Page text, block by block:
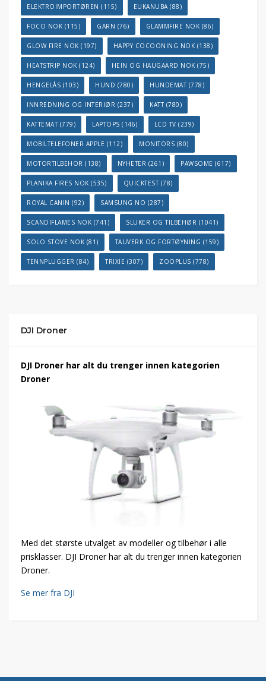
ELEKTROIMPORTØREN (115) EUKANUBA(88)
FOCO NOK (115) GARN (76) GLAMMFIRE NOK (86)
GLOW FIRE NOK (197) HAPPY COCOONING NOK (138)
HEATSTRIP NOK (124) HEIN OG HAUGAARD NOK (75)
HENGELÅS (103) HUND (780) HUNDEMAT(778)
INNREDNING OG INTERIØR (237) KATT(780)
KATTEMAT(779) LAPTOPS (146) LCD TV (239)
MOBILTELEFONER APPLE (112) MONITORS (80)
MOTORTILBEHOR (138) NYHETER (261) PAWSOME (617)
PLANIKA FIRES NOK (535) QUICKTEST(78)
ROYAL CANIN (92) SAMSUNG NO (287)
SCANDIFLAMES NOK (741) SLUKER OG TILBEHØR (1041)
SOLO STOVE NOK (81) TAUVERK OG FORTØYNING (159)
TENNPLUGGER (84) TRIXIE (307) ZOOPLUS (778)
DJI Droner
DJI Droner har alt du trenger innen kategorien
Droner
Med det største utvalget av modeller og tilbehør i alle
prisklasser. DJI Droner har alt du trenger innen kategorien
Droner.
Se mer fra DJI